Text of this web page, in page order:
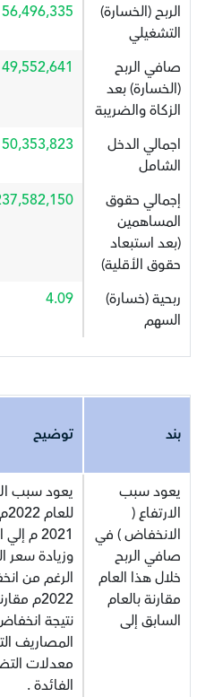
الربح (الخسارة)
التشغيلي
56,496,335
صافي الربح
(الخسارة) بعد
الزكاة والضريبة
49,552,641
اجمالي الدخل
الشامل
50,353,823
إجمالي حقوق
المساهمين
(بعد استبعاد
حقوق الأقلية)
ربحية (خسارة)
السهم
4.09
بند توضيح
يعود سبب
الارتفاع (
الانخفاض ) في
صافي الربح
خلال هذا العام
مقارنة بالعام
السابق إلى
يعود سبب
2021 م
وزيادة سعر
الرغم من
نتيجة
المصاريف
معدلات
الفائدة .